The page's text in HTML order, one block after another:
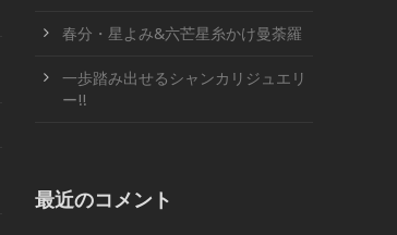
春分・星よみ&六芒星糸かけ曼荼羅
一歩踏み出せるシャンカリジュエリ
ー!!
最近のコメント